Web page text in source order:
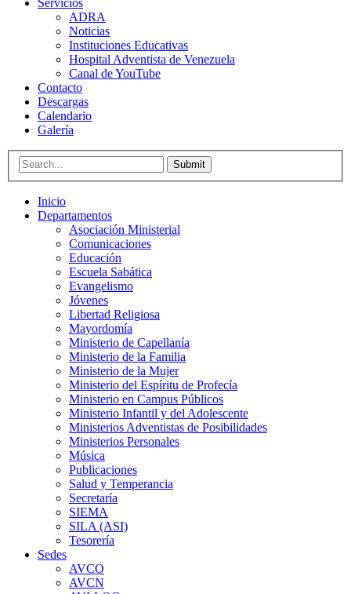
Servicios
ADRA
Noticias
Instituciones Educativas
Hospital Adventista de Venezuela
Canal de YouTube
Contacto
Descargas
Calendario
Galería
Submit
Inicio
Departamentos
Asociación Ministerial
Comunicaciones
Educación
Escuela Sabática
Evangelismo
Jóvenes
Libertad Religiosa
Mayordomía
Ministerio de Capellanía
Ministerio de la Familia
Ministerio de la Mujer
Ministerio del Espíritu de Profecía
Ministerio en Campus Públicos
Ministerio Infantil y del Adolescente
Ministerios Adventistas de Posibilidades
Ministerios Personales
Música
Publicaciones
Salud y Temperancia
Secretaría
SIEMA
SILA (ASI)
Tesorería
Sedes
AVCO
AVCN